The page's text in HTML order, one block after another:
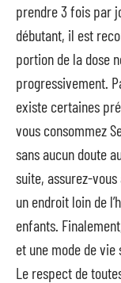
prendre 3 fois par
débutant, il est
portion de la dose
progressivement.
existe certaines
vous consommez
sans aucun doute
suite, assurez-
un endroit loin de
enfants.
et une mode de
Le respect de